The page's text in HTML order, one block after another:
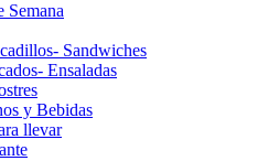
Semana
Sandwiches
Ensaladas
y Bebidas
llevar